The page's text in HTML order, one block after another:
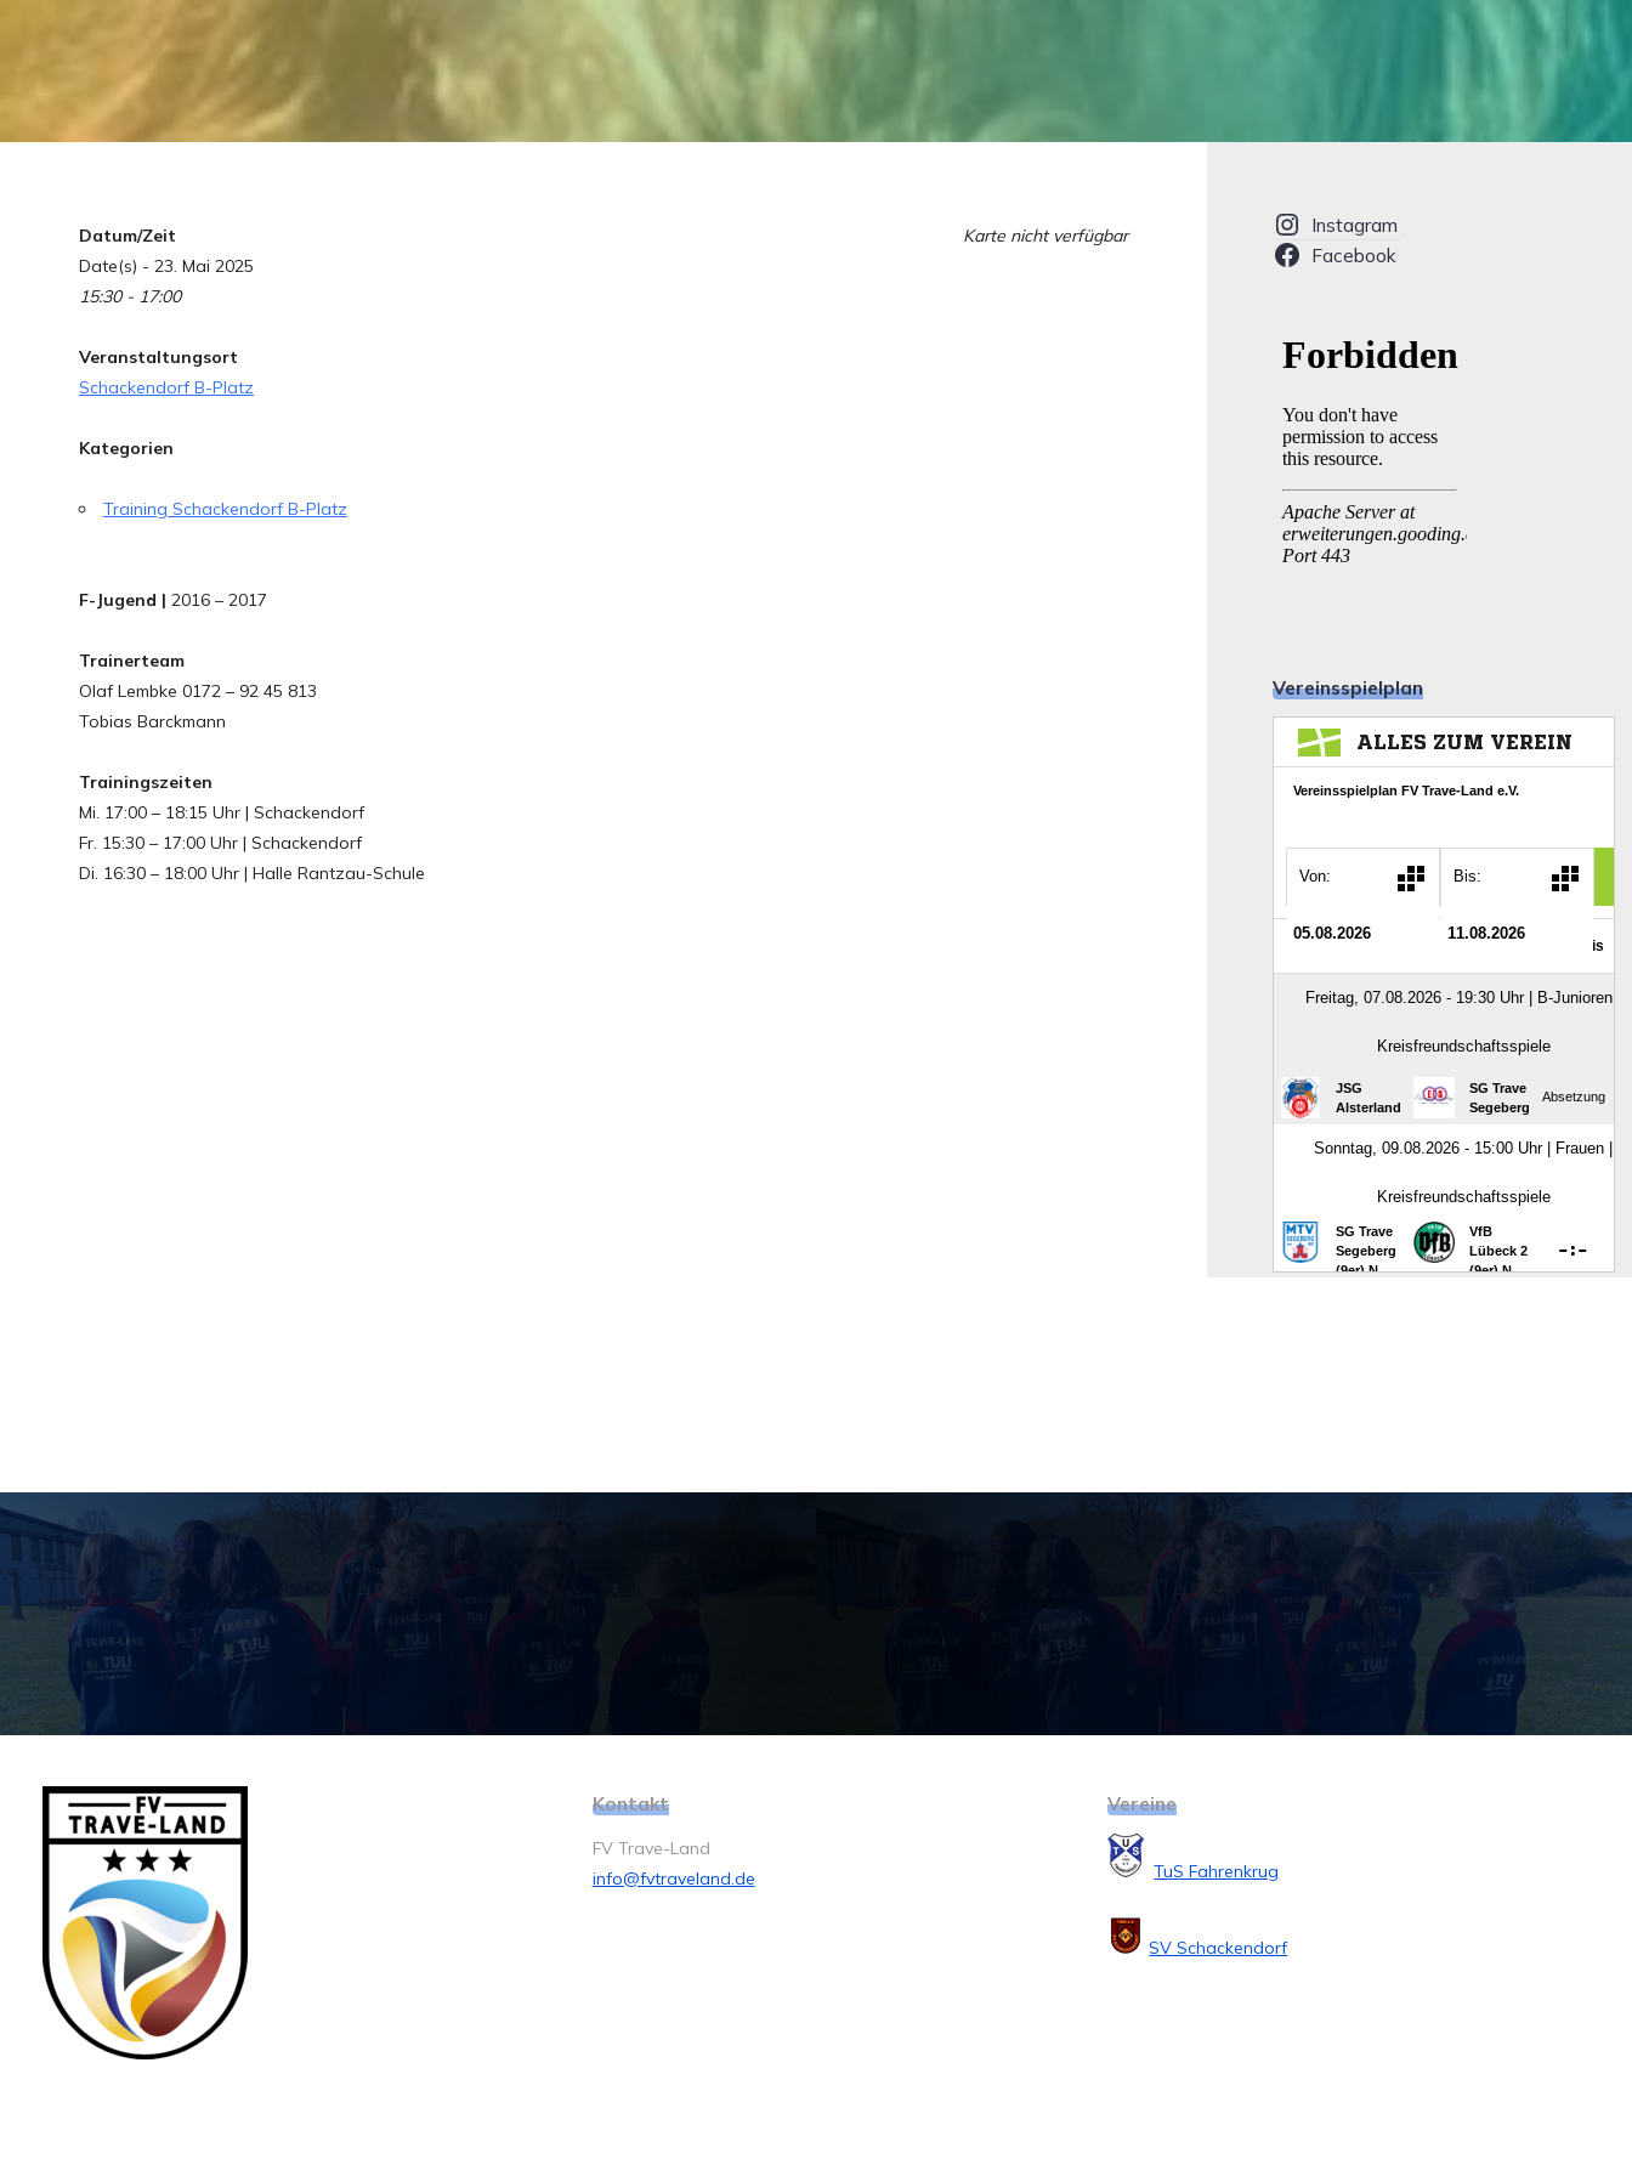
Karte nicht verfügbar
Datum/Zeit
Date(s) - 23. Mai 2025
15:30 - 17:00
Veranstaltungsort
Schackendorf B-Platz
Kategorien
Training Schackendorf B-Platz
F-Jugend | 2016 – 2017
Trainerteam
Olaf Lembke 0172 – 92 45 813
Tobias Barckmann
Trainingszeiten
Mi. 17:00 – 18:15 Uhr | Schackendorf
Fr. 15:30 – 17:00 Uhr | Schackendorf
Di. 16:30 – 18:00 Uhr | Halle Rantzau-Schule
Instagram
Facebook
Vereinsspielplan
Kontakt
FV Trave-Land
info@fvtraveland.de
Vereine
TuS Fahrenkrug
SV Schackendorf